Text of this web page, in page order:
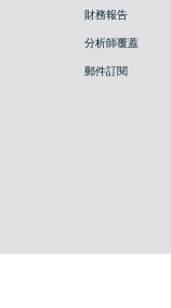
財務報告
分析師覆蓋
郵件訂閱